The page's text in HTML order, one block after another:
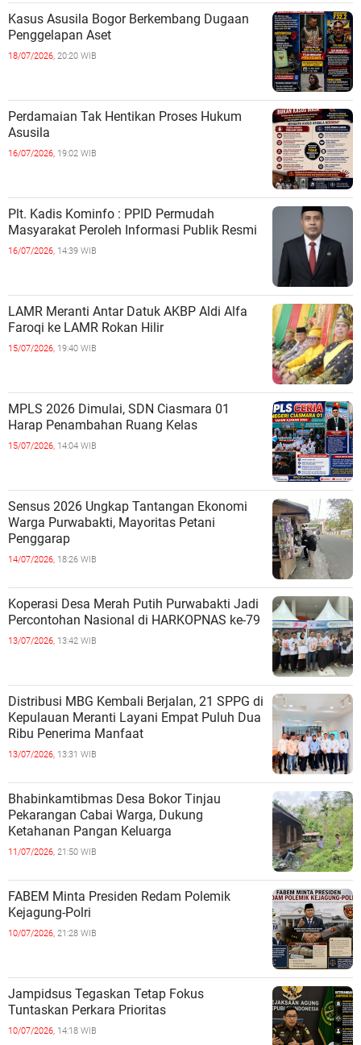
Kasus Asusila Bogor Berkembang Dugaan
Penggelapan Aset
18/07/2026, 20:20 WIB
Perdamaian Tak Hentikan Proses Hukum
Asusila
16/07/2026, 19:02 WIB
Plt. Kadis Kominfo : PPID Permudah
Masyarakat Peroleh Informasi Publik Resmi
16/07/2026, 14:39 WIB
LAMR Meranti Antar Datuk AKBP Aldi Alfa
Faroqi ke LAMR Rokan Hilir
15/07/2026, 19:40 WIB
MPLS 2026 Dimulai, SDN Ciasmara 01
Harap Penambahan Ruang Kelas
15/07/2026, 14:04 WIB
Sensus 2026 Ungkap Tantangan Ekonomi
Warga Purwabakti, Mayoritas Petani
Penggarap
14/07/2026, 18:26 WIB
Koperasi Desa Merah Putih Purwabakti Jadi
Percontohan Nasional di HARKOPNAS ke-79
13/07/2026, 13:42 WIB
Distribusi MBG Kembali Berjalan, 21 SPPG di
Kepulauan Meranti Layani Empat Puluh Dua
Ribu Penerima Manfaat
13/07/2026, 13:31 WIB
Bhabinkamtibmas Desa Bokor Tinjau
Pekarangan Cabai Warga, Dukung
Ketahanan Pangan Keluarga
11/07/2026, 21:50 WIB
FABEM Minta Presiden Redam Polemik
Kejagung-Polri
10/07/2026, 21:28 WIB
Jampidsus Tegaskan Tetap Fokus
Tuntaskan Perkara Prioritas
10/07/2026, 14:18 WIB